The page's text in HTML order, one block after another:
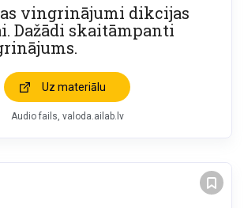
vingrinājumi dikcijas
Dažādi skaitāmpanti
Uz materiālu
Audio fails valoda.ailab.lv